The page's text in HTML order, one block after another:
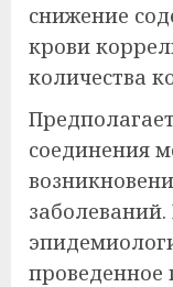
снижение
крови
количества
соединения
проведенное